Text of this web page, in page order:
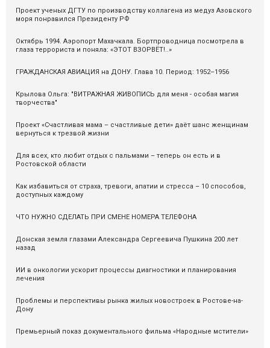
Проект ученых ДГТУ по производству коллагена из медуз Азовского
моря понравился Президенту РФ
Октябрь 1994. Аэропорт Махачкала. Бортпроводница посмотрела в
глаза террориста и поняла: «ЭТОТ ВЗОРВЁТ!..»
ГРАЖДАНСКАЯ АВИАЦИЯ на ДОНУ. Глава 10. Период: 1952–1956
Крылова Ольга: "ВИТРАЖНАЯ ЖИВОПИСЬ для меня - особая магия
творчества"
Проект «Счастливая мама – счастливые дети» даёт шанс женщинам
вернуться к трезвой жизни
Для всех, кто любит отдых с пальмами – теперь он есть и в
Ростовской области
Как избавиться от страха, тревоги, апатии и стресса – 10 способов,
доступных каждому
ЧТО НУЖНО СДЕЛАТЬ ПРИ СМЕНЕ НОМЕРА ТЕЛЕФОНА
Донская земля глазами Александра Сергеевича Пушкина 200 лет
назад
ИИ в онкологии ускорит процессы диагностики и планирования
лечения
Проблемы и перспективы рынка жилых новостроек в Ростове-на-
Дону
Премьерный показ документального фильма «Народные мстители»